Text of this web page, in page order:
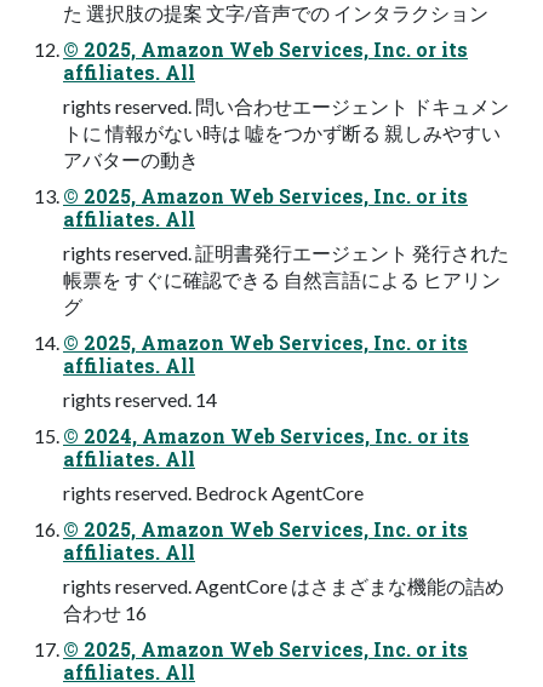
た 選択肢の提案 ⽂字/⾳声での インタラクション
© 2025, Amazon Web Services, Inc. or its
affiliates. All
rights reserved. 問い合わせエージェント ドキュメン
トに 情報がない時は 嘘をつかず断る 親しみやすい
アバターの動き
© 2025, Amazon Web Services, Inc. or its
affiliates. All
rights reserved. 証明書発⾏エージェント 発⾏された
帳票を すぐに確認できる ⾃然⾔語による ヒアリン
グ
© 2025, Amazon Web Services, Inc. or its
affiliates. All
rights reserved. 14
© 2024, Amazon Web Services, Inc. or its
affiliates. All
rights reserved. Bedrock AgentCore
© 2025, Amazon Web Services, Inc. or its
affiliates. All
rights reserved. AgentCore はさまざまな機能の詰め
合わせ 16
© 2025, Amazon Web Services, Inc. or its
affiliates. All